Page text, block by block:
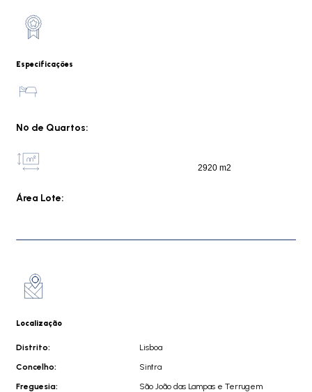
Especificações
Nº de Quartos:
Área Lote:
2920 m2
Localização
Distrito:
Lisboa
Concelho:
Sintra
Freguesia:
São João das Lampas e Terrugem